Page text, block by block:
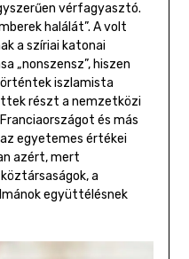
vérfagyasztó.
halálát”. A volt
a szíriai katonai
„nonszensz”, hiszen
iszlamista
részt a nemzetközi
és más
egyetemes értékei
azért, mert
a
együttélésnek